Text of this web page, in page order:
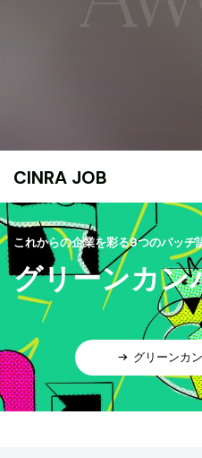
CINRA JOB
これからの企業を彩る9つのバッヂ
グリーンカン
グリーンカ